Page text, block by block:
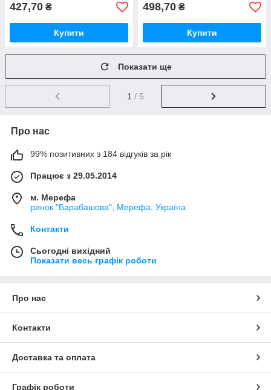
427,70 ₴
Купити
498,70 ₴
Купити
Показати ще
1 / 5
Про нас
99% позитивних з 184 відгуків за рік
Працює з 29.05.2014
м. Мерефа
ринок "Барабашова", Мерефа, Україна
Контакти
Сьогодні вихідний
Показати весь графік роботи
Про нас
Контакти
Доставка та оплата
Графік роботи